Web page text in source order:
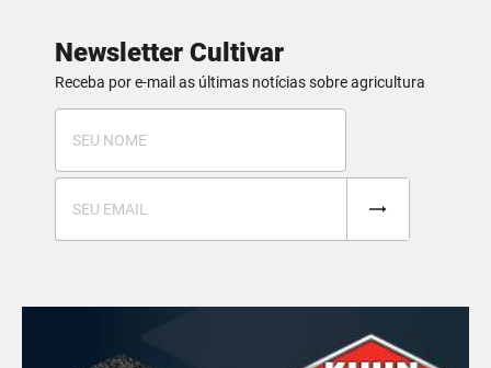
Newsletter Cultivar
Receba por e-mail as últimas notícias sobre agricultura